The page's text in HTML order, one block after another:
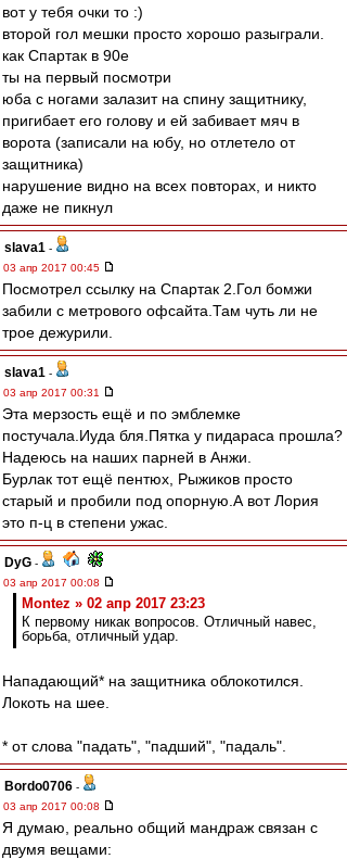
вот у тебя очки то :)
второй гол мешки просто хорошо разыграли.
как Спартак в 90е
ты на первый посмотри
юба с ногами залазит на спину защитнику,
пригибает его голову и ей забивает мяч в
ворота (записали на юбу, но отлетело от
защитника)
нарушение видно на всех повторах, и никто
даже не пикнул
slava1 -
03 апр 2017 00:45
Посмотрел ссылку на Спартак 2.Гол бомжи
забили с метрового офсайта.Там чуть ли не
трое дежурили.
slava1 -
03 апр 2017 00:31
Эта мерзость ещё и по эмблемке
постучала.Иуда бля.Пятка у пидараса прошла?
Надеюсь на наших парней в Анжи.
Бурлак тот ещё пентюх, Рыжиков просто
старый и пробили под опорную.А вот Лория
это п-ц в степени ужас.
DyG -
03 апр 2017 00:08
Montez » 02 апр 2017 23:23
К первому никак вопросов. Отличный навес,
борьба, отличный удар.
Нападающий* на защитника облокотился.
Локоть на шее.
* от слова "падать", "падший", "падаль".
Bordo0706 -
03 апр 2017 00:08
Я думаю, реально общий мандраж связан с
двумя вещами: